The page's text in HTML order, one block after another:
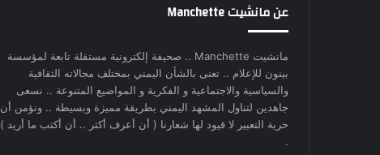
عن مانشيت Manchette
مانشيت Manchette .. صحيفة إلكترونية مستقلة تابعة لمؤسسة
بينون للإعلام .. تعنى بالشأن اليمني بمختلف مجالاته الثقافية
والسياسية والاجتماعية و الفكرية و المواضيع المتنوعة .. نسعى
جاهدين لتناول المشهد اليمني بطريقة مميزة وبسيطة .. ونؤمن أن
حرية التعبير لا قيود لها شعارنا ( أن أعرف أكثر .. أن أكتب ما أريد )
.